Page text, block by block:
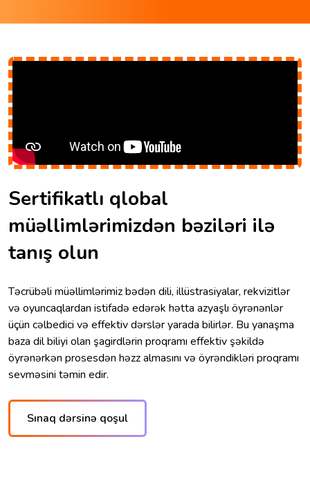
Sertifikatlı qlobal
müəllimlərimizdən bəziləri ilə
tanış olun
Təcrübəli müəllimlərimiz bədən dili, illüstrasiyalar, rekvizitlər
və oyuncaqlardan istifadə edərək hətta azyaşlı öyrənənlər
üçün cəlbedici və effektiv dərslər yarada bilirlər. Bu yanaşma
baza dil biliyi olan şagirdlərin proqramı effektiv şəkildə
öyrənərkən prosesdən həzz almasını və öyrəndikləri proqramı
sevməsini təmin edir.
Sınaq dərsinə qoşul